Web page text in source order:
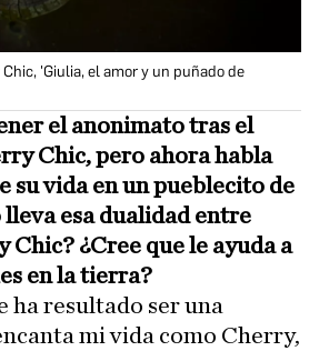
'Giulia, el amor y un puñado de
el anonimato tras el
Chic, pero ahora habla
su vida en un pueblecito de
esa dualidad entre
Chic? ¿Cree que le ayuda a
en la tierra?
resultado ser una
mi vida como Cherry,